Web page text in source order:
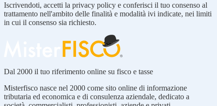
Iscrivendoti, accetti la privacy policy e conferisci il tuo consenso al
trattamento nell'ambito delle finalità e modalità ivi indicate, nei limiti
in cui il consenso sia richiesto.
Dal 2000 il tuo riferimento online su fisco e tasse
Misterfisco nasce nel 2000 come sito online di informazione
tributaria ed economica e di consulenza aziendale, dedicato a